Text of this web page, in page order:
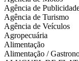
Agência de
Agência de Turismo
Agência de Veículos
Agropecuária
Alimentação
Alimentação /